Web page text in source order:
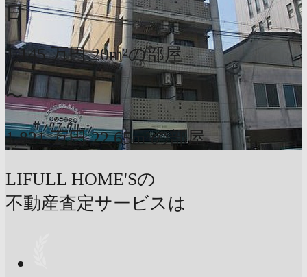
日
1,145 万円 20m²の部屋
〜
1,821 万円 22.65m²の部屋
LIFULL HOME'Sの
不動産査定サービスは